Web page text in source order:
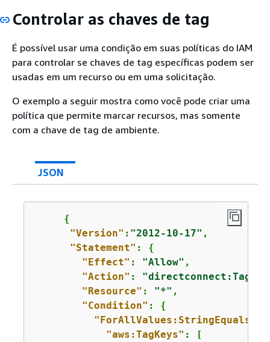
Controlar as chaves de tag
É possível usar uma condição em suas políticas do IAM
para controlar se chaves de tag específicas podem ser
usadas em um recurso ou em uma solicitação.
O exemplo a seguir mostra como você pode criar uma
política que permite marcar recursos, mas somente
com a chave de tag de ambiente.
JSON
{
"Version" : "2012-10-17" ,
"Statement" : {
"Effect" : "Allow" ,
"Action" :
"Resource" : "*" ,
"Condition" : {
"ForAllValues:StringEquals"
"aws:TagKeys" : [